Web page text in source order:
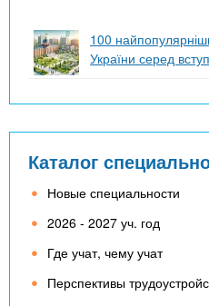
100
України серед
Каталог
Новые специальности
2026 - 2027 уч. год
Где учат, чему учат
Перспективы